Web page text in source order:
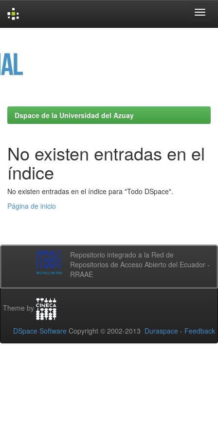
Dspace de la Universidad del Azuay
No existen entradas en el
índice
No existen entradas en el índice para "Todo DSpace".
Página de inicio
Repositorio integrado a la Red de
Repositorios de Acceso Abierto del Ecuador -
RRAAE
Theme by
DSpace Software Copyright © 2002-2013 Duraspace - Feedback